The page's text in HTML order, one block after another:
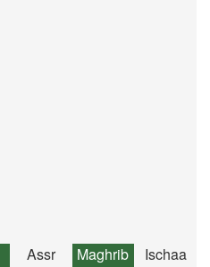
Assr Maghrib Ischaa